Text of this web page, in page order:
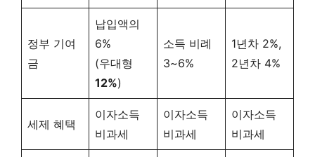
정부 기여
금
납입액의
6%
(우대형
12%)
소득 비례
3~6%
1년차 2%,
2년차 4%
세제 혜택
이자소득
비과세
이자소득
비과세
이자소득
비과세